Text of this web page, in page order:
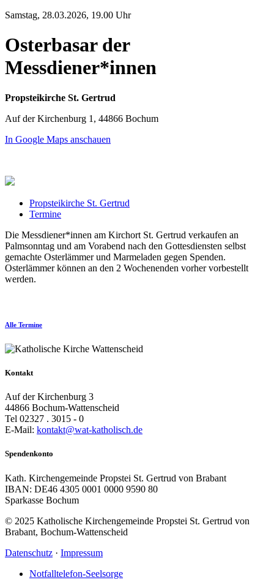
Samstag, 28.03.2026, 19.00 Uhr
Osterbasar der
Messdiener*innen
Propsteikirche St. Gertrud
Auf der Kirchenburg 1, 44866 Bochum
In Google Maps anschauen
Propsteikirche St. Gertrud
Termine
Die Messdiener*innen am Kirchort St. Gertrud verkaufen an
Palmsonntag und am Vorabend nach den Gottesdiensten selbst
gemachte Osterlämmer und Marmeladen gegen Spenden.
Osterlämmer können an den 2 Wochenenden vorher vorbestellt
werden.
Alle Termine
Kontakt
Auf der Kirchenburg 3
44866 Bochum-Wattenscheid
Tel 02327 . 3015 - 0
E-Mail: kontakt@wat-katholisch.de
Spendenkonto
Kath. Kirchengemeinde Propstei St. Gertrud von Brabant
IBAN: DE46 4305 0001 0000 9590 80
Sparkasse Bochum
© 2025 Katholische Kirchengemeinde Propstei St. Gertrud von
Brabant, Bochum-Wattenscheid
Datenschutz · Impressum
Notfalltelefon-Seelsorge